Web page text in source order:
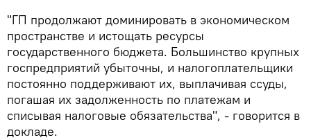
"ГП продолжают доминировать в экономическом
пространстве и истощать ресурсы
государственного бюджета. Большинство крупных
госпредприятий убыточны, и налогоплательщики
постоянно поддерживают их, выплачивая ссуды,
погашая их задолженность по платежам и
списывая налоговые обязательства", - говорится в
докладе.